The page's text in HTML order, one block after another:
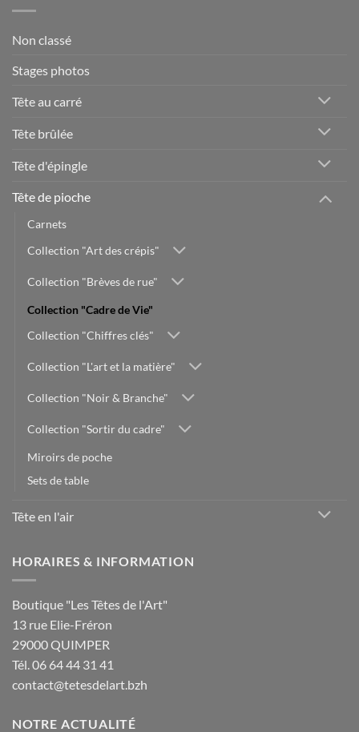
Non classé
Stages photos
Tête au carré
Tête brûlée
Tête d'épingle
Tête de pioche
Carnets
Collection "Art des crépis"
Collection "Brèves de rue"
Collection "Cadre de Vie"
Collection "Chiffres clés"
Collection "L'art et la matière"
Collection "Noir & Branche"
Collection "Sortir du cadre"
Miroirs de poche
Sets de table
Tête en l'air
HORAIRES & INFORMATION
Boutique "Les Têtes de l'Art"
13 rue Elie-Fréron
29000 QUIMPER
Tél. 06 64 44 31 41
contact@tetesdelart.bzh
NOTRE ACTUALITÉ